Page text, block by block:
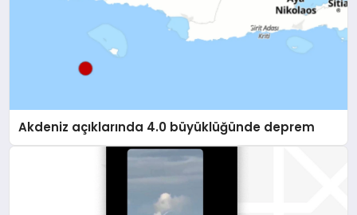
Akdeniz açıklarında 4.0 büyüklüğünde deprem